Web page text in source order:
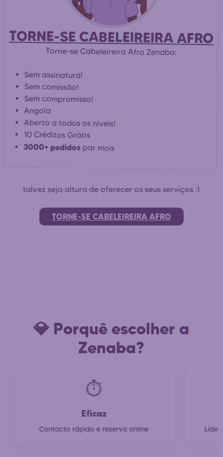
TORNE-SE CABELEIREIRA AFRO
Torne-se Cabeleireira Afro Zenaba:
Sem assinatura!
Sem comissão!
Sem compromisso!
Angola
Aberto a todos os níveis!
10 Créditos Grátis
3000+ pedidos par mois
talvez seja altura de oferecer os seus serviços :)
TORNE-SE CABELEIREIRA AFRO
💎 Porquê escolher a
Zenaba?
⏱️
Eficaz
Contacto rápido e reserva online Líder